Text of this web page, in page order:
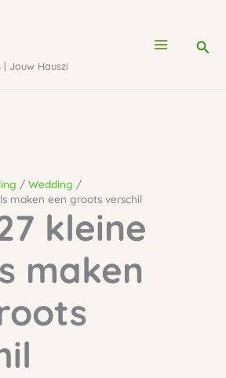
Jouw Hauszi
Wedding
maken een groots verschil
kleine
maken